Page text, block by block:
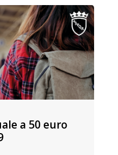
a 50 euro